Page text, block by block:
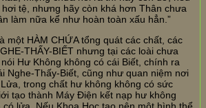
tệ, nhưng hãy còn khá hơn Thân chưa
làm nữa kể như hoàn toàn xấu hẳn.”
một HÀM CHỨA tổng quát các chất, các
THẤY-BIẾT nhưng tại các loài chưa
Hư Không không có cái Biết, chính ra
Nghe-Thấy-Biết, cũng như quan niệm nơi
trong chất hư không không có sức
tạo thành Máy Điện kết nạp hư không